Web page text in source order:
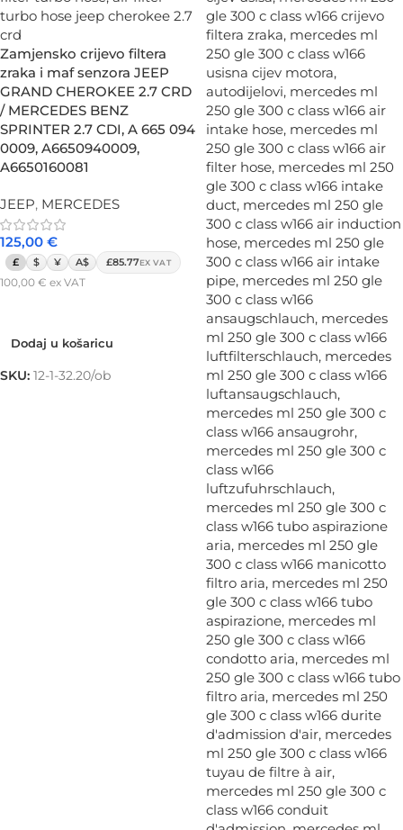
Zamjensko crijevo filtera
zraka i maf senzora JEEP
GRAND CHEROKEE 2.7 CRD
/ MERCEDES BENZ
SPRINTER 2.7 CDI, A 665 094
0009, A6650940009,
A6650160081
JEEP, MERCEDES
125,00 €
£ $ ¥ A$ £85.77EX VAT
100,00 € ex VAT
Dodaj u košaricu
SKU: 12-1-32.20/ob